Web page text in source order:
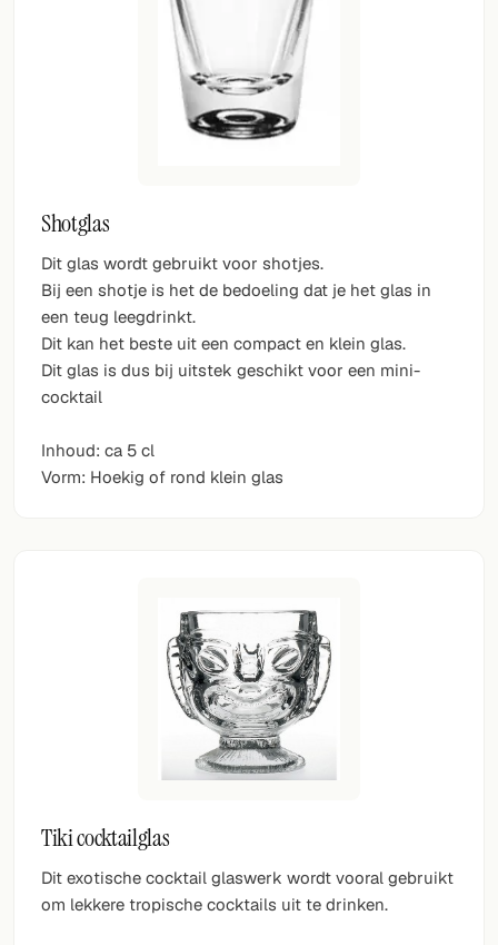
Shotglas
Dit glas wordt gebruikt voor shotjes.
Bij een shotje is het de bedoeling dat je het glas in
een teug leegdrinkt.
Dit kan het beste uit een compact en klein glas.
Dit glas is dus bij uitstek geschikt voor een mini-
cocktail
Inhoud: ca 5 cl
Vorm: Hoekig of rond klein glas
Tiki cocktailglas
Dit exotische cocktail glaswerk wordt vooral gebruikt
om lekkere tropische cocktails uit te drinken.